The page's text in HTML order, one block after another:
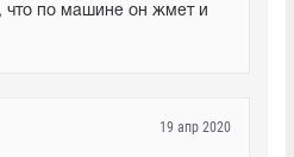
что по машине он жмет и
19 апр 2020